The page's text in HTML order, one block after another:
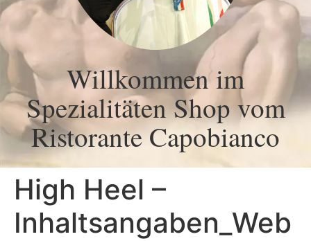
Willkommen im
Spezialitäten Shop vom
Ristorante Capobianco
High Heel –
Inhaltsangaben_Web